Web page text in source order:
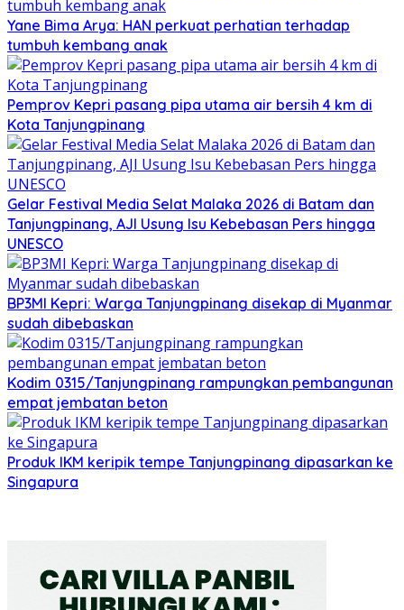
Yane Bima Arya: HAN perkuat perhatian terhadap
tumbuh kembang anak
Pemprov Kepri pasang pipa utama air bersih 4 km di
Kota Tanjungpinang
Gelar Festival Media Selat Malaka 2026 di Batam dan
Tanjungpinang, AJI Usung Isu Kebebasan Pers hingga
UNESCO
BP3MI Kepri: Warga Tanjungpinang disekap di Myanmar
sudah dibebaskan
Kodim 0315/Tanjungpinang rampungkan pembangunan
empat jembatan beton
Produk IKM keripik tempe Tanjungpinang dipasarkan ke
Singapura